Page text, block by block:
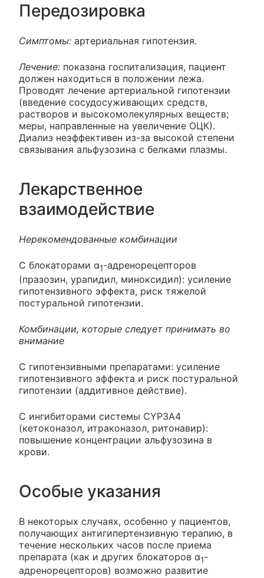
Передозировка
Симптомы: артериальная гипотензия.
Лечение: показана госпитализация, пациент
должен находиться в положении лежа.
Проводят лечение артериальной гипотензии
(введение сосудосуживающих средств,
растворов и высокомолекулярных веществ;
меры, направленные на увеличение ОЦК).
Диализ неэффективен из-за высокой степени
связывания альфузозина с белками плазмы.
Лекарственное
взаимодействие
Нерекомендованные комбинации
С блокаторами α1-адренорецепторов
(празозин, урапидил, миноксидил): усиление
гипотензивного эффекта, риск тяжелой
постуральной гипотензии.
Комбинации, которые следует принимать во
внимание
С гипотензивными препаратами: усиление
гипотензивного эффекта и риск постуральной
гипотензии (аддитивное действие).
С ингибиторами системы CYP3A4
(кетоконазол, итраконазол, ритонавир):
повышение концентрации альфузозина в
крови.
Особые указания
В некоторых случаях, особенно у пациентов,
получающих антигипертензивную терапию, в
течение нескольких часов после приема
препарата (как и других блокаторов α1-
адренорецепторов) возможно развитие